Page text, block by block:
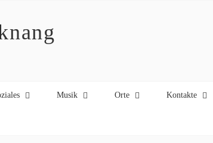
Musik Orte Kontakte